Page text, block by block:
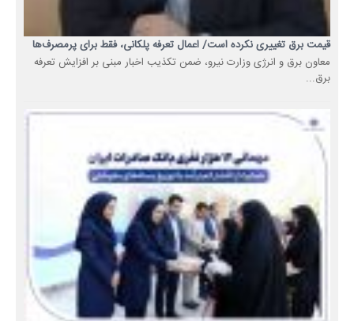
قیمت برق تغییری نکرده است/ اعمال تعرفه پلکانی، فقط برای پرمصرف‌ها
معاون برق و انرژی وزارت نیرو، ضمن تکذیب اخبار مبنی بر افزایش تعرفه
برق...